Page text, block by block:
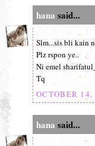
hana said...
Slm...sis bli kain
Plz rspon ye..
Ni emel
Tq
OCTOBER
hana said...